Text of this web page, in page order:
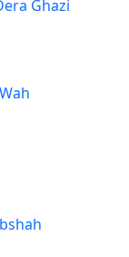
Ghazi